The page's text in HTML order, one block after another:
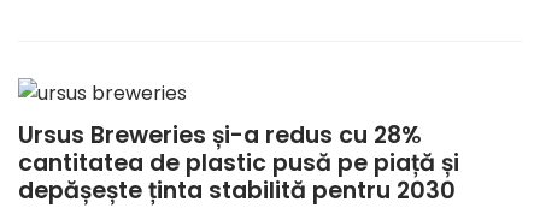
Ursus Breweries și-a redus cu 28%
cantitatea de plastic pusă pe piață și
depășește ținta stabilită pentru 2030